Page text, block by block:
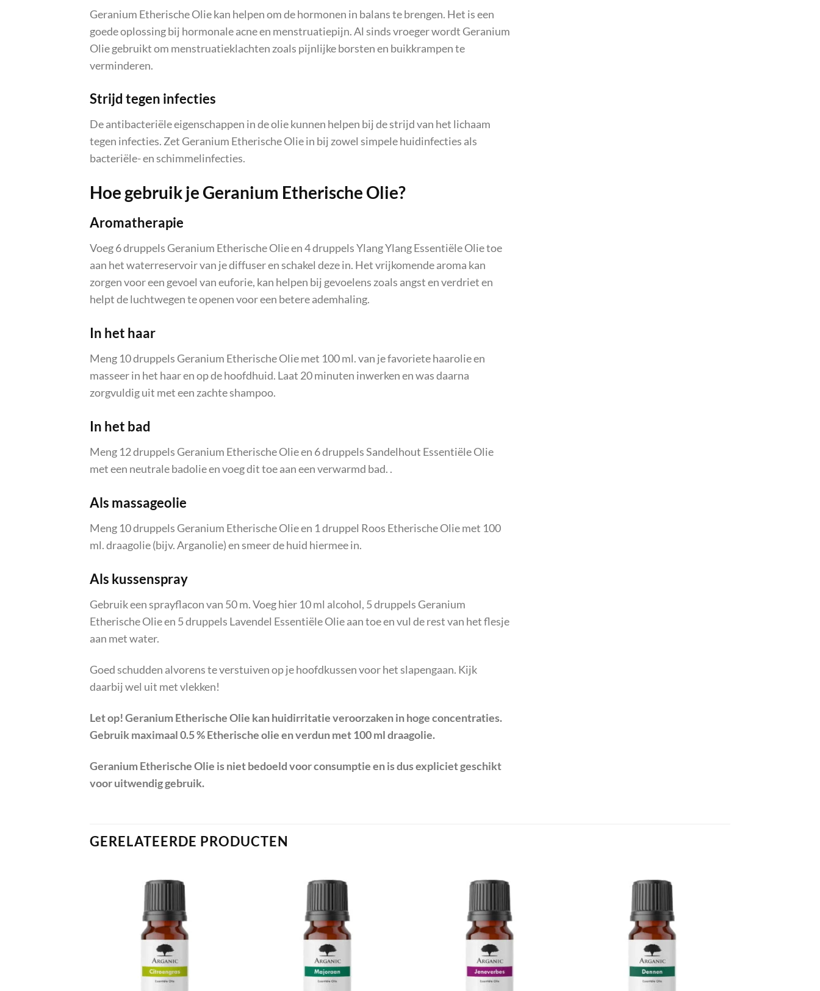
Geranium Etherische Olie kan helpen om de hormonen in balans te brengen. Het is een
goede oplossing bij hormonale acne en menstruatiepijn. Al sinds vroeger wordt Geranium
Olie gebruikt om menstruatieklachten zoals pijnlijke borsten en buikkrampen te
verminderen.
Strijd tegen infecties
De antibacteriële eigenschappen in de olie kunnen helpen bij de strijd van het lichaam
tegen infecties. Zet Geranium Etherische Olie in bij zowel simpele huidinfecties als
bacteriële- en schimmelinfecties.
Hoe gebruik je Geranium Etherische Olie?
Aromatherapie
Voeg 6 druppels Geranium Etherische Olie en 4 druppels Ylang Ylang Essentiële Olie toe
aan het waterreservoir van je diffuser en schakel deze in. Het vrijkomende aroma kan
zorgen voor een gevoel van euforie, kan helpen bij gevoelens zoals angst en verdriet en
helpt de luchtwegen te openen voor een betere ademhaling.
In het haar
Meng 10 druppels Geranium Etherische Olie met 100 ml. van je favoriete haarolie en
masseer in het haar en op de hoofdhuid. Laat 20 minuten inwerken en was daarna
zorgvuldig uit met een zachte shampoo.
In het bad
Meng 12 druppels Geranium Etherische Olie en 6 druppels Sandelhout Essentiële Olie
met een neutrale badolie en voeg dit toe aan een verwarmd bad. .
Als massageolie
Meng 10 druppels Geranium Etherische Olie en 1 druppel Roos Etherische Olie met 100
ml. draagolie (bijv. Arganolie) en smeer de huid hiermee in.
Als kussenspray
Gebruik een sprayflacon van 50 m. Voeg hier 10 ml alcohol, 5 druppels Geranium
Etherische Olie en 5 druppels Lavendel Essentiële Olie aan toe en vul de rest van het flesje
aan met water.
Goed schudden alvorens te verstuiven op je hoofdkussen voor het slapengaan. Kijk
daarbij wel uit met vlekken!
Let op! Geranium Etherische Olie kan huidirritatie veroorzaken in hoge concentraties.
Gebruik maximaal 0.5 % Etherische olie en verdun met 100 ml draagolie.
Geranium Etherische Olie is niet bedoeld voor consumptie en is dus expliciet geschikt
voor uitwendig gebruik.
GERELATEERDE PRODUCTEN